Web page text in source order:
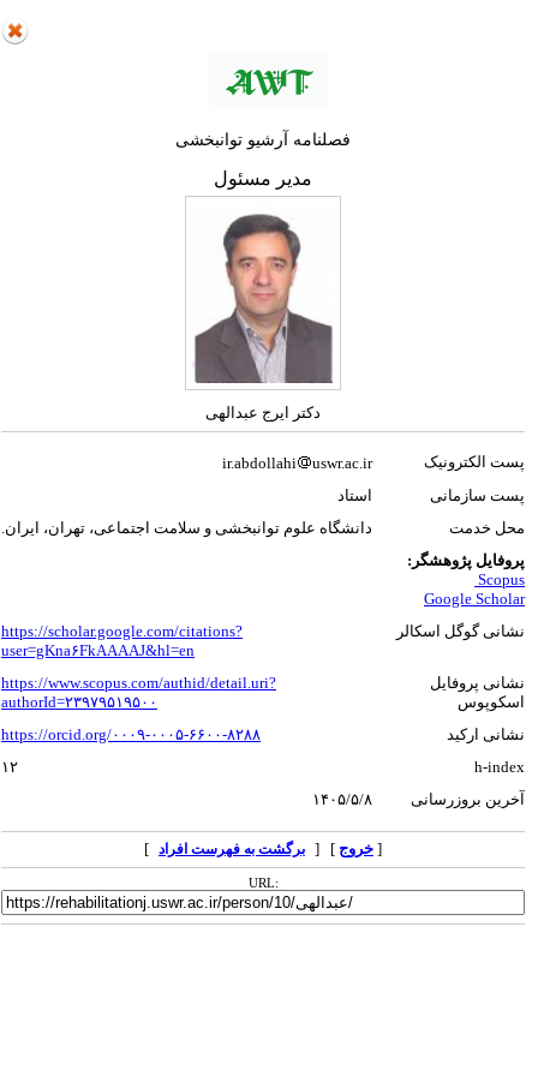
فصلنامه آرشیو توانبخشی
مدیر مسئول
دکتر ایرج عبدالهی
پست الکترونیک ir.abdollahi
uswr.ac.ir
پست سازمانی
استاد
محل خدمت
دانشگاه علوم توانبخشی و سلامت اجتماعی، تهران، ایران.
پروفایل پژوهشگر:
Scopus
Google Scholar
نشانی گوگل اسکالر
https://scholar.google.com/citations?
user=gKna۶FkAAAAJ&hl=en
نشانی پروفایل
اسکوپوس
https://www.scopus.com/authid/detail.uri?
authorId=۲۳۹۷۹۵۱۹۵۰۰
نشانی ارکید
https://orcid.org/۰۰۰۹-۰۰۰۵-۶۶۰۰-۸۲۸۸
h-index
۱۲
آخرین بروزرسانی
۱۴۰۵/۵/۸
خروج] [ برگشت به فهرست افراد ]
URL: